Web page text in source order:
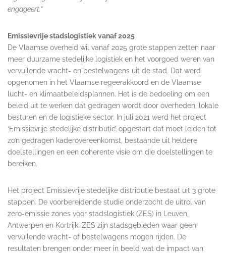
engageert.”
Emissievrije stadslogistiek vanaf 2025
De Vlaamse overheid wil vanaf 2025 grote stappen zetten naar
meer duurzame stedelijke logistiek en het voorgoed weren van
vervuilende vracht- en bestelwagens uit de stad. Dat werd
opgenomen in het Vlaamse regeerakkoord en de Vlaamse
lucht- en klimaatbeleidsplannen. Het is de bedoeling om een
beleid uit te werken dat gedragen wordt door overheden, lokale
besturen en de logistieke sector. In juli 2021 werd het project
‘Emissievrije stedelijke distributie’ opgestart dat moet leiden tot
zo’n gedragen kaderovereenkomst, bestaande uit heldere
doelstellingen en een coherente visie om die doelstellingen te
bereiken.
Het project Emissievrije stedelijke distributie bestaat uit 3 grote
stappen. De voorbereidende studie onderzocht de uitrol van
zero-emissie zones voor stadslogistiek (ZES) in Leuven,
Antwerpen en Kortrijk. ZES zijn stadsgebieden waar geen
vervuilende vracht- of bestelwagens mogen rijden. De
resultaten brengen onder meer in beeld wat de impact van